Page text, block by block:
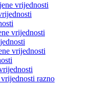
vrijednosti
vrijednosti
vrijednosti
razno